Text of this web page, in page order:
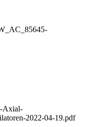
Axial-
2022-04-19.pdf